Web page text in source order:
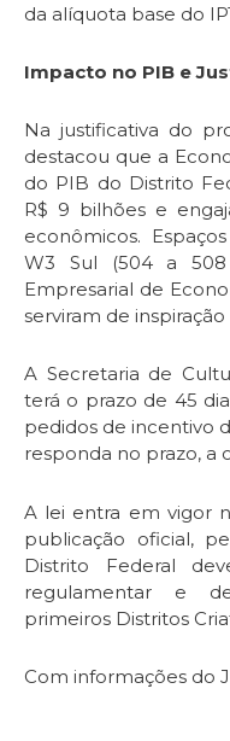
da alíquota base do
Impacto no PIB e
Na justificativa do
destacou que a
do PIB do Distrito
R$ 9 bilhões e
econômicos.
W3 Sul (504 a
Empresarial de
serviram de
A Secretaria de
terá o prazo de 45
pedidos de incentivo
responda no prazo, a
A lei entra em vigor
publicação oficial,
Distrito Federal
regulamentar e
primeiros Distritos
Com informações do